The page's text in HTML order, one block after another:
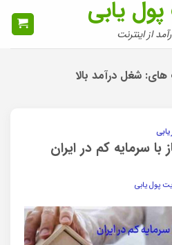
یابی
از اینترنت
های: شغل درآمد بالا
پول یابی